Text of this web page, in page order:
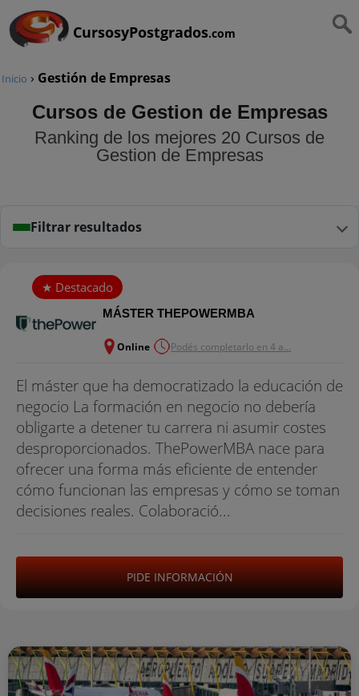
CursosyPostgrados.com
Inicio › Gestión de Empresas
Cursos de Gestion de Empresas
Ranking de los mejores 20 Cursos de
Gestion de Empresas
Filtrar resultados
MÁSTER THEPOWERMBA
Online Podés completarlo en 4 a...
El máster que ha democratizado la educación de
negocio La formación en negocio no debería
obligarte a detener tu carrera ni asumir costes
desproporcionados. ThePowerMBA nace para
ofrecer una forma más eficiente de entender
cómo funcionan las empresas y cómo se toman
decisiones reales. Colaboració...
PIDE INFORMACIÓN